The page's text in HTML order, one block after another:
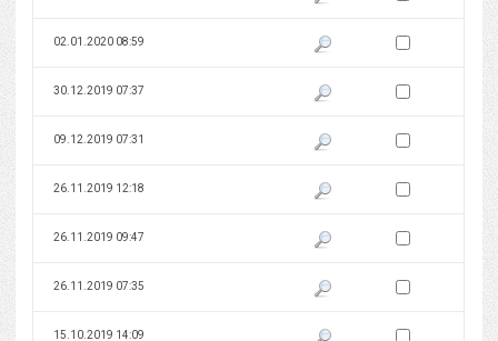
02.01.2020 08:59 Pokaż podgląd wersji z dnia
Zaznacz wersję do
30.12.2019 07:37 Pokaż podgląd wersji z dnia
Zaznacz wersję do
09.12.2019 07:31 Pokaż podgląd wersji z dnia
Zaznacz wersję do
26.11.2019 12:18 Pokaż podgląd wersji z dnia
Zaznacz wersję do
26.11.2019 09:47 Pokaż podgląd wersji z dnia
Zaznacz wersję do
26.11.2019 07:35 Pokaż podgląd wersji z dnia
Zaznacz wersję do
15.10.2019 14:09 Pokaż podgląd wersji z dnia
Zaznacz wersję do